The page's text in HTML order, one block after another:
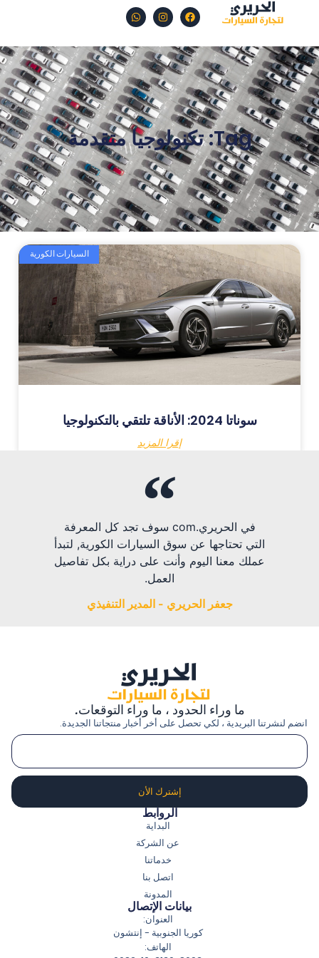
Tag: تكنولوجيا متقدمة
السيارات الكورية
سوناتا 2024: الأناقة تلتقي بالتكنولوجيا
إقرا المزيد
في الحريري.com سوف تجد كل المعرفة
التي تحتاجها عن سوق السيارات الكورية, لتبدأ
عملك معنا اليوم وأنت على دراية بكل تفاصيل
العمل.
جعفر الحريري - المدير التنفيذي
ما وراء الحدود ، ما وراء التوقعات.
انضم لنشرتنا البريدية ، لكي تحصل على أخر أخبار منتجاتنا الجديدة.
إشترك الأن
الروابط
البداية
عن الشركة
خدماتنا
اتصل بنا
المدونة
بيانات الإتصال
العنوان:
كوريا الجنوبية - إنتشون
الهاتف: